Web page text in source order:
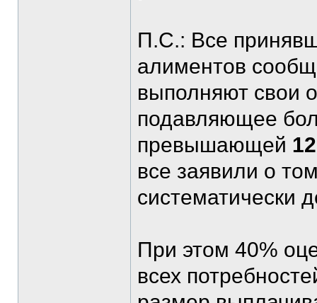
П.С.: Все
алиментов
выполняют свои
подавляющее
превышающей
все заявили о
систематически
При этом 40%
всех